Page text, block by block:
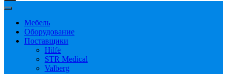
Мебель
Оборудование
Поставщики
Hilfe
STR Medical
Valberg